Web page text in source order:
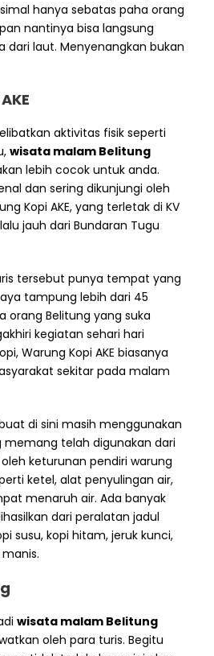
hanya sebatas paha orang
nantinya bisa langsung
dari laut. Menyenangkan bukan
aktivitas fisik seperti
wisata malam Belitung
lebih cocok untuk anda.
dan sering dikunjungi oleh
Kopi AKE, yang terletak di KV
jauh dari Bundaran Tugu
tersebut punya tempat yang
tampung lebih dari 45
orang Belitung yang suka
kegiatan sehari hari
Warung Kopi AKE biasanya
sekitar pada malam
di sini masih menggunakan
memang telah digunakan dari
keturunan pendiri warung
ketel, alat penyulingan air,
menaruh air. Ada banyak
dari peralatan jadul
susu, kopi hitam, jeruk kunci,
wisata malam Belitung
oleh para turis. Begitu